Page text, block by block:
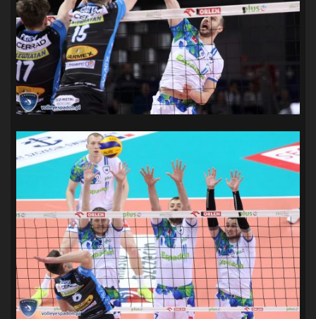
SANDRA SPA POGOŃ SZCZECIN(100) SIEDLECKA(63)
SPARING(110) SPR POGOŃ SZCZECIN(72)
SPÓJNIA STARGARD (35) STOCZNIA SZCZECIN(40)
SUPERLIGA KOBIET(58) SUPERLIGA MĘŻCZYZN(92)
TAURON LIGA KOBIET(106) TENIS(26) TREFL SOPOT(26)
WYGRANA ZAGŁĘBIE LUBIN(36) ŚLĄSK WROCŁAW
ŚWIT SKOLWIN (111)
STAT4U